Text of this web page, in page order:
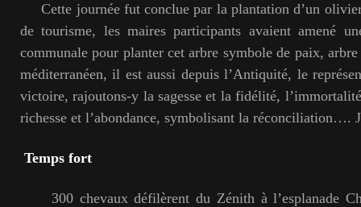
Cette journée fut conclue par la plantation d’un
de tourisme, les maires participants avaient amené
communale pour planter cet arbre symbole de paix,
méditerranéen, il est aussi depuis l’Antiquité, le
victoire, rajoutons-y la sagesse et la fidélité,
richesse et l’abondance, symbolisant la réconciliation….
Temps fort
300 chevaux défilèrent du Zénith à l’esplanade